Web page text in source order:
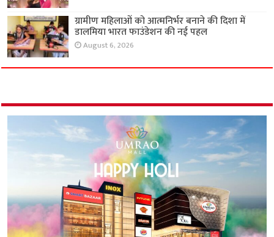
ग्रामीण महिलाओं को आत्मनिर्भर बनाने की दिशा में
डालमिया भारत फाउंडेशन की नई पहल
August 6, 2026